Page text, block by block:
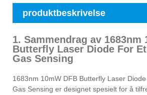
produktbeskrivelse
1. Sammendrag av 1683nm
Butterfly Laser Diode For
Gas Sensing
1683nm 10mW DFB Butterfly Laser
Gas Sensing er designet spesielt for å